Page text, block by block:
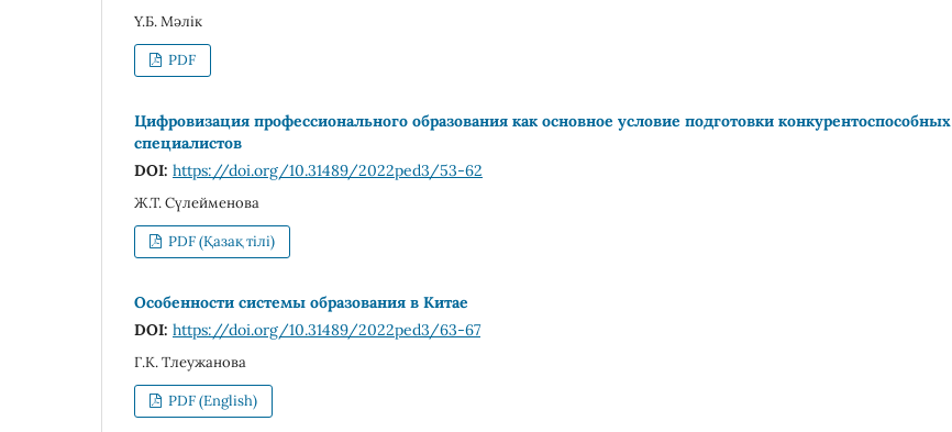
Ү.Б. Мәлік
PDF
Цифровизация профессионального образования как основное условие подготовки конкурентоспособных
специалистов
DOI: https://doi.org/10.31489/2022ped3/53-62
Ж.Т. Сүлейменова
PDF (Қазақ тілі)
Особенности системы образования в Китае
DOI: https://doi.org/10.31489/2022ped3/63-67
Г.К. Тлеужанова
PDF (English)